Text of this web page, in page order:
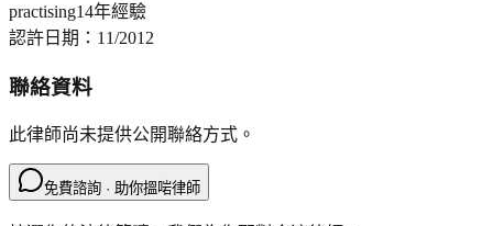
practising14年經驗
認許日期： 11/2012
聯絡資料
此律師尚未提供公開聯絡方式。
免費諮詢 · 助你搵啱律師